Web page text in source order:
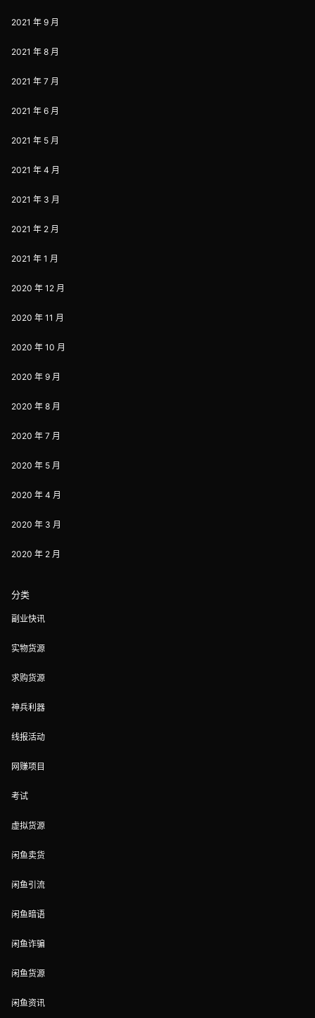
2021 年 9 月
2021 年 8 月
2021 年 7 月
2021 年 6 月
2021 年 5 月
2021 年 4 月
2021 年 3 月
2021 年 2 月
2021 年 1 月
2020 年 12 月
2020 年 11 月
2020 年 10 月
2020 年 9 月
2020 年 8 月
2020 年 7 月
2020 年 5 月
2020 年 4 月
2020 年 3 月
2020 年 2 月
分类
副业快讯
实物货源
求购货源
神兵利器
线报活动
网赚项目
考试
虚拟货源
闲鱼卖货
闲鱼引流
闲鱼暗语
闲鱼诈骗
闲鱼货源
闲鱼资讯